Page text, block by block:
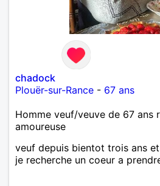
chadock
Plouër-sur-Rance - 67 ans
Homme veuf/veuve de 67 ans
amoureuse
veuf depuis bientot trois ans
je recherche un coeur a